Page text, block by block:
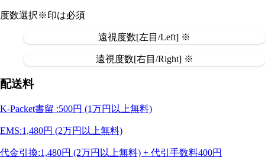
度数選択※印は必須
遠視度数[左目/Left] ※
遠視度数[右目/Right] ※
配送料
K-Packet書留 :500円 (1万円以上無料)
EMS:1,480円 (2万円以上無料)
代金引換:1,480円 (2万円以上無料) + 代引手数料400円